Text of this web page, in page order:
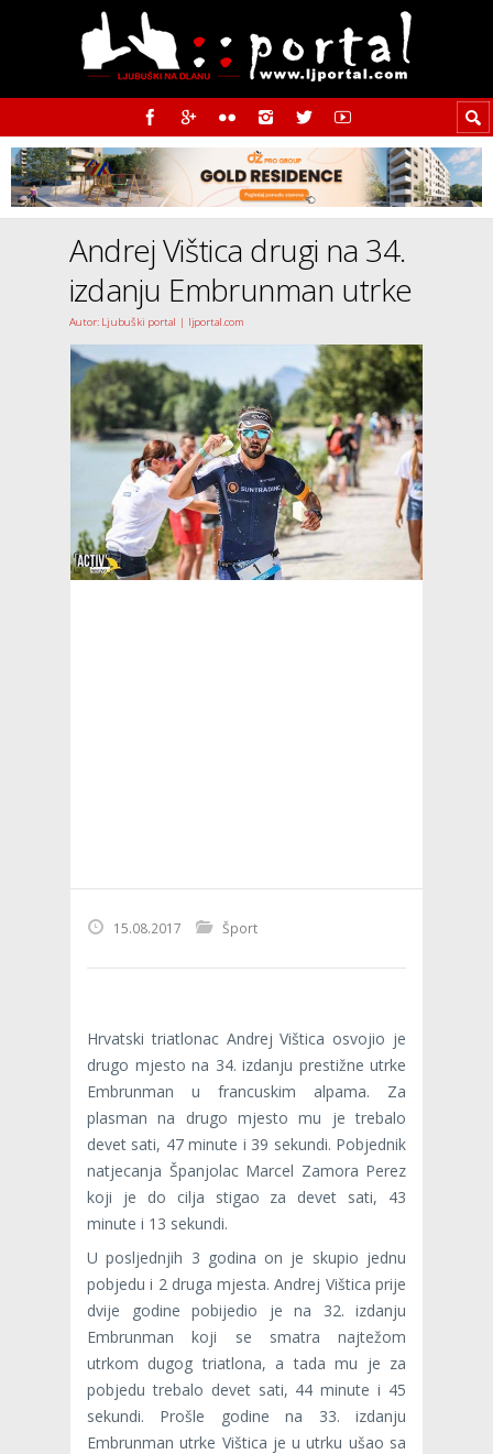
Andrej Vištica drugi na 34.
izdanju Embrunman utrke
Autor: Ljubuški portal | ljportal.com
15.08.2017 Šport
Hrvatski triatlonac Andrej Vištica osvojio je
drugo mjesto na 34. izdanju prestižne utrke
Embrunman u francuskim alpama. Za
plasman na drugo mjesto mu je trebalo
devet sati, 47 minute i 39 sekundi. Pobjednik
natjecanja Španjolac Marcel Zamora Perez
koji je do cilja stigao za devet sati, 43
minute i 13 sekundi.
U posljednjih 3 godina on je skupio jednu
pobjedu i 2 druga mjesta. Andrej Vištica prije
dvije godine pobijedio je na 32. izdanju
Embrunman koji se smatra najtežom
utrkom dugog triatlona, a tada mu je za
pobjedu trebalo devet sati, 44 minute i 45
sekundi. Prošle godine na 33. izdanju
Embrunman utrke Vištica je u utrku ušao sa